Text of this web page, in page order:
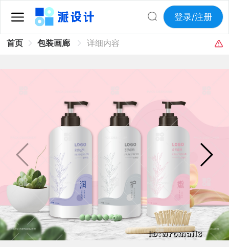
登录/注册
首页 包装画廊 详细内容